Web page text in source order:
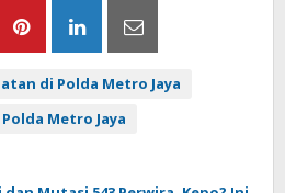
di Polda Metro Jaya
Metro Jaya